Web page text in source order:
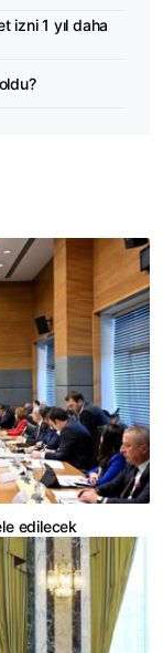
izni 1 yıl daha
edilecek